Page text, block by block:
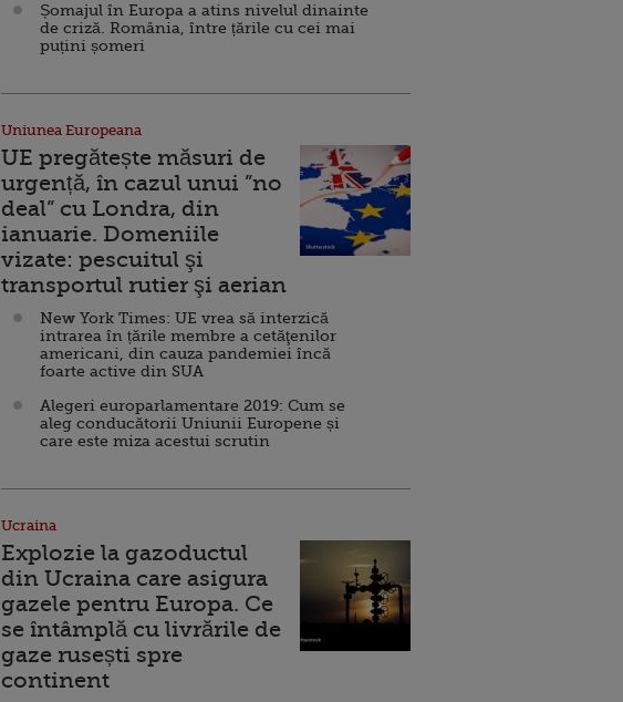
Șomajul în Europa a atins nivelul dinainte
de criză. România, între țările cu cei mai
puțini șomeri
Uniunea Europeana
UE pregătește măsuri de
urgență, în cazul unui ”no
deal” cu Londra, din
ianuarie. Domeniile
vizate: pescuitul şi
transportul rutier şi aerian
New York Times: UE vrea să interzică
intrarea în țările membre a cetăţenilor
americani, din cauza pandemiei încă
foarte active din SUA
Alegeri europarlamentare 2019: Cum se
aleg conducătorii Uniunii Europene și
care este miza acestui scrutin
Ucraina
Explozie la gazoductul
din Ucraina care asigura
gazele pentru Europa. Ce
se întâmplă cu livrările de
gaze rusești spre
continent